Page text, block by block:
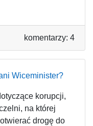
komentarzy: 4
Wiceminister?
korupcji,
na której
drogę do